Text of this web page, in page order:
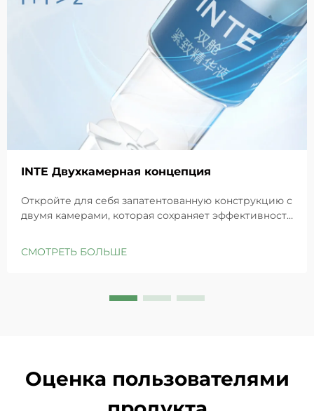
INTE Двухкамерная концепция
Откройте для себя запатентованную конструкцию с
двумя камерами, которая сохраняет эффективность
восстанавливает барьеры чувствительной кожи.
СМОТРЕТЬ БОЛЬШЕ
Оценка пользователями